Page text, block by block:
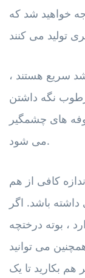
خواهید شد که
سریع هستند ،
نگه داشتن
های چشمگیر
می شود.
کافی از هم
باشد. اگر
دارد ، بوته درختچه
همچنین می توانید
بکارید تا یک